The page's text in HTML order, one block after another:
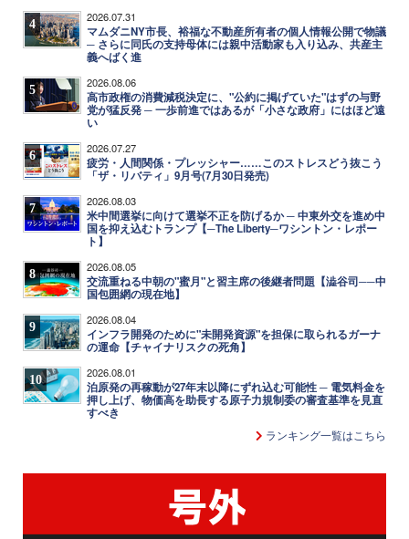
4 2026.07.31
マムダニNY市長、裕福な不動産所有者の個人情報公開で物議
─ さらに同氏の支持母体には親中活動家も入り込み、共産主
義へばく進
5 2026.08.06
高市政権の消費減税決定に、"公約に掲げていた"はずの与野
党が猛反発 ─ 一歩前進ではあるが「小さな政府」にはほど遠
い
6 2026.07.27
疲労・人間関係・プレッシャー……このストレスどう抜こう
「ザ・リバティ」9月号(7月30日発売)
7 2026.08.03
米中間選挙に向けて選挙不正を防げるか ─ 中東外交を進め中
国を抑え込むトランプ【─The Liberty─ワシントン・レポー
ト】
8 2026.08.05
交流重ねる中朝の"蜜月"と習主席の後継者問題【澁谷司──中
国包囲網の現在地】
9 2026.08.04
インフラ開発のために"未開発資源"を担保に取られるガーナ
の運命【チャイナリスクの死角】
10 2026.08.01
泊原発の再稼動が27年末以降にずれ込む可能性 ─ 電気料金を
押し上げ、物価高を助長する原子力規制委の審査基準を見直
すべき
ランキング一覧はこちら